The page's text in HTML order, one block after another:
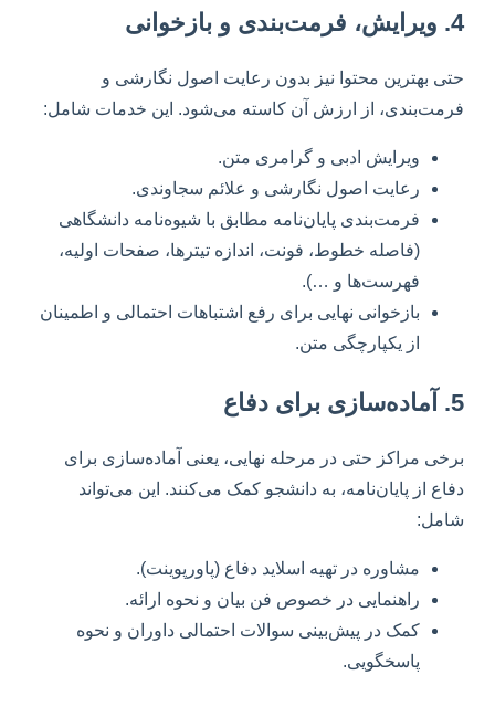
4. ویرایش، فرمت‌بندی و بازخوانی
حتی بهترین محتوا نیز بدون رعایت اصول نگارشی و
فرمت‌بندی، از ارزش آن کاسته می‌شود. این خدمات شامل:
ویرایش ادبی و گرامری متن.
رعایت اصول نگارشی و علائم سجاوندی.
فرمت‌بندی پایان‌نامه مطابق با شیوه‌نامه دانشگاهی
(فاصله خطوط، فونت، اندازه تیترها، صفحات اولیه،
فهرست‌ها و …).
بازخوانی نهایی برای رفع اشتباهات احتمالی و اطمینان
از یکپارچگی متن.
5. آماده‌سازی برای دفاع
برخی مراکز حتی در مرحله نهایی، یعنی آماده‌سازی برای
دفاع از پایان‌نامه، به دانشجو کمک می‌کنند. این می‌تواند
شامل:
مشاوره در تهیه اسلاید دفاع (پاورپوینت).
راهنمایی در خصوص فن بیان و نحوه ارائه.
کمک در پیش‌بینی سوالات احتمالی داوران و نحوه
پاسخگویی.